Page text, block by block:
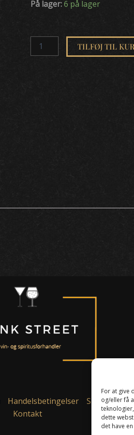
For at give
og/eller få
dette
det have
På lager:6 på lager
Branca
TILFØJ TIL
Handelsbetingelser
Smiley
Kontakt